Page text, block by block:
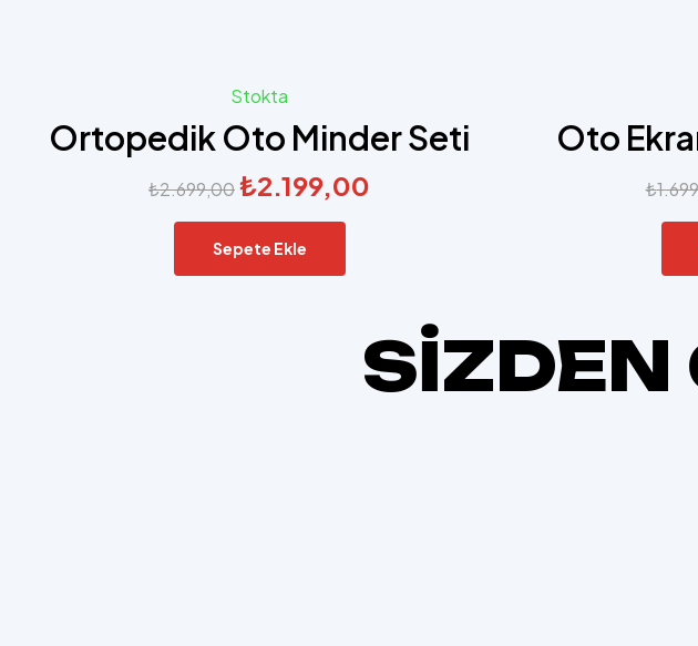
Stokta
Ortopedik Oto Minder Seti
₺2.699,00₺2.199,00
Sepete Ekle
Oto
₺
SİZDEN